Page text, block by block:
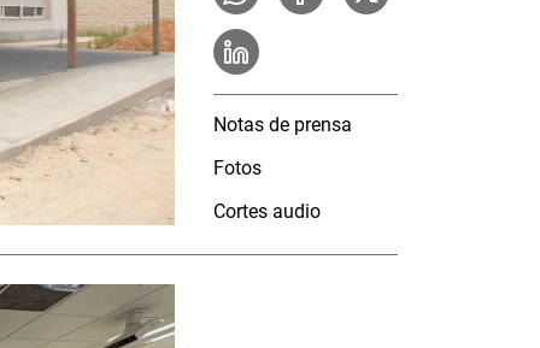
Notas de prensa
Fotos
Cortes audio